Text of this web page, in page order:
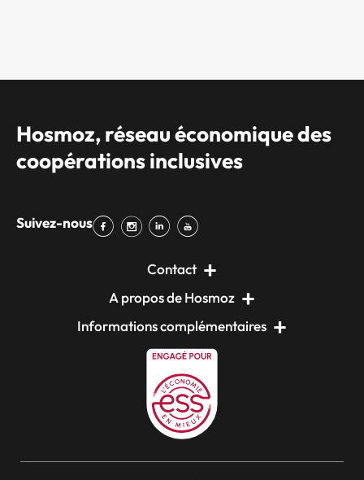
Hosmoz, réseau économique des
coopérations inclusives
Suivez-nous
Contact
A propos de Hosmoz
Informations complémentaires